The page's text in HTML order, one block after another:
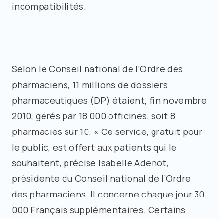
incompatibilités.
Selon le Conseil national de l’Ordre des
pharmaciens, 11 millions de dossiers
pharmaceutiques (DP) étaient, fin novembre
2010, gérés par 18 000 officines, soit 8
pharmacies sur 10. « Ce service, gratuit pour
le public, est offert aux patients qui le
souhaitent, précise Isabelle Adenot,
présidente du Conseil national de l’Ordre
des pharmaciens. Il concerne chaque jour 30
000 Français supplémentaires. Certains